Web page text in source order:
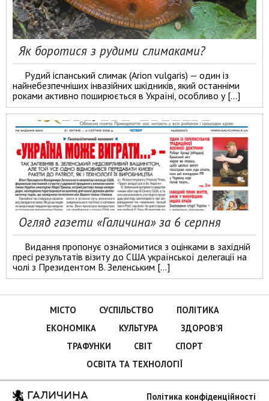
Як боротися з рудими слимаками?
Рудий іспанський слимак (Arion vulgaris) — один із
найнебезпечніших інвазійних шкідників, який останніми
роками активно поширюється в Україні, особливо у […]
Огляд газети «Галичина» за 6 серпня
Видання пропонує ознайомитися з оцінками в західній
пресі результатів візиту до США української делегації на
чолі з Президентом В. Зеленським […]
МІСТО СУСПІЛЬСТВО
ПОЛІТИКА
ЕКОНОМІКА
КУЛЬТУРА
ЗДОРОВ’Я
ТРАФУНКИ
СВІТ
СПОРТ
ОСВІТА ТА ТЕХНОЛОГІЇ
ГАЛИЧИНА Політика конфіденційності